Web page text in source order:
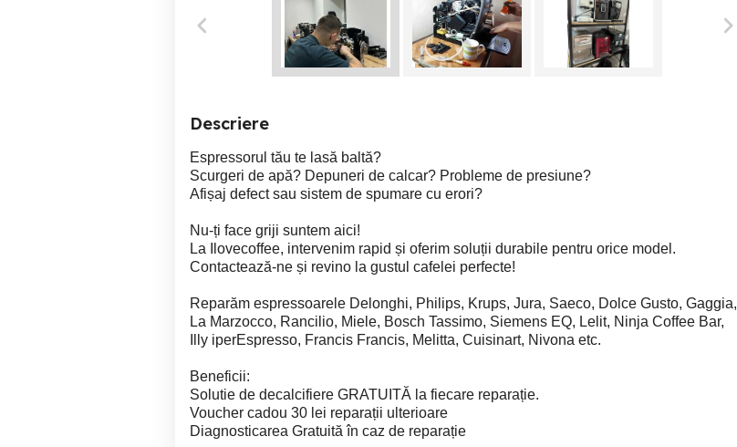
Descriere
Espressorul tău te lasă baltă?
Scurgeri de apă? Depuneri de calcar? Probleme de presiune?
Afișaj defect sau sistem de spumare cu erori?
Nu-ți face griji suntem aici!
La Ilovecoffee, intervenim rapid și oferim soluții durabile pentru orice model.
Contactează-ne și revino la gustul cafelei perfecte!
Reparăm espressoarele Delonghi, Philips, Krups, Jura, Saeco, Dolce Gusto, Gaggia,
La Marzocco, Rancilio, Miele, Bosch Tassimo, Siemens EQ, Lelit, Ninja Coffee Bar,
Illy iperEspresso, Francis Francis, Melitta, Cuisinart, Nivona etc.
Beneficii:
Solutie de decalcifiere GRATUITĂ la fiecare reparație.
Voucher cadou 30 lei reparații ulterioare
Diagnosticarea Gratuită în caz de reparație